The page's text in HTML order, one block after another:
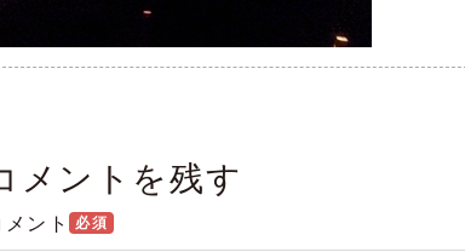
メントを残す
メント 必須